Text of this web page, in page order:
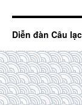
Diễn đàn Câu